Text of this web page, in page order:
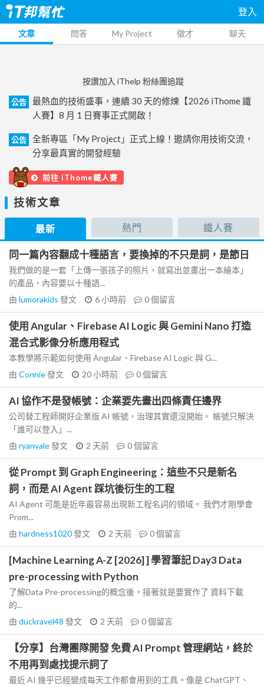
登入
文章 問答 My Project 徵才 聊天
按讚加入 iThelp 粉絲團追蹤
公告
最熱血的技術盛事，連續 30 天的修煉【2026 iThome 鐵
人賽】8 月 1 日賽事正式開啟！
公告
全新專區「My Project」正式上線！邀請你用技術交流，
分享最真實的開發經驗
前往 iThome鐵人賽
技術文章
最新 熱門 鐵人賽
同一篇內容翻成十種語言，要換掉的不只是詞，是節日
我們做的是一套「上傳一張孩子的照片，就寫出並畫出一本繪本」
的產品，內容要以十種語...
由 lumorakids 發文 6 小時前 0個留言
使用 Angular、Firebase AI Logic 與 Gemini Nano 打造
混合式影像分析應用程式
本教學將示範如何使用 Angular、Firebase AI Logic 與 G...
由 Connie發文 20 小時前 0個留言
AI 協作不是發帳號：企業要先畫出四條責任邊界
公司替工程師開好企業版 AI 帳號，治理其實還沒開始。 帳號只解決
「誰可以登入」...
由 ryanvale發文 2 天前 0個留言
從 Prompt 到 Graph Engineering：這些不只是新名
詞，而是 AI Agent 踩坑後衍生的工程
AI Agent 可能是近年最容易出現新工程名詞的領域。 我們才剛學會
Prom...
由 hardness1020發文 2 天前 0個留言
[Machine Learning A-Z [2026] ] 學習筆記 Day3 Data
pre-processing with Python
了解Data Pre-processing的概念後，接著就是要實作了 資料下載
的...
由 duckravel48 發文 2 天前 0個留言
【分享】台灣團隊開發 免費 AI Prompt 管理網站，終於
不用再到處找提示詞了
最近 AI 幾乎已經變成每天工作都會用到的工具。像是 ChatGPT、